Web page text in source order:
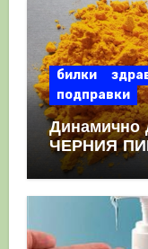
билки
подправки
Динамично
ЧЕРНИЯ
комбинация